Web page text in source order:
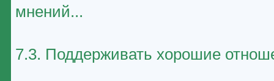
мнений...
7.3. Поддерживать хорошие